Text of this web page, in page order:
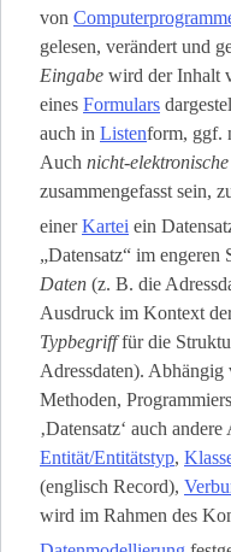
von
gelesen, verändert und
Eingabe wird der Inhalt
eines Formulars
auch in Listen­form, ggf.
Auch nicht-
zusammengefasst sein,
einerKartei ein
„Datensatz“ im engeren
Daten (z. B. die
Ausdruck im Kontext
Typbegrifffür die
Adressdaten). Abhängig
Methoden,
‚Datensatz‘ auch
Entität/Entitätstyp,
(englisch Record),
wird im Rahmen des